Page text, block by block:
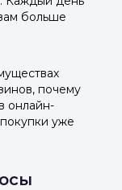
больше
почему
онлайн-
уже